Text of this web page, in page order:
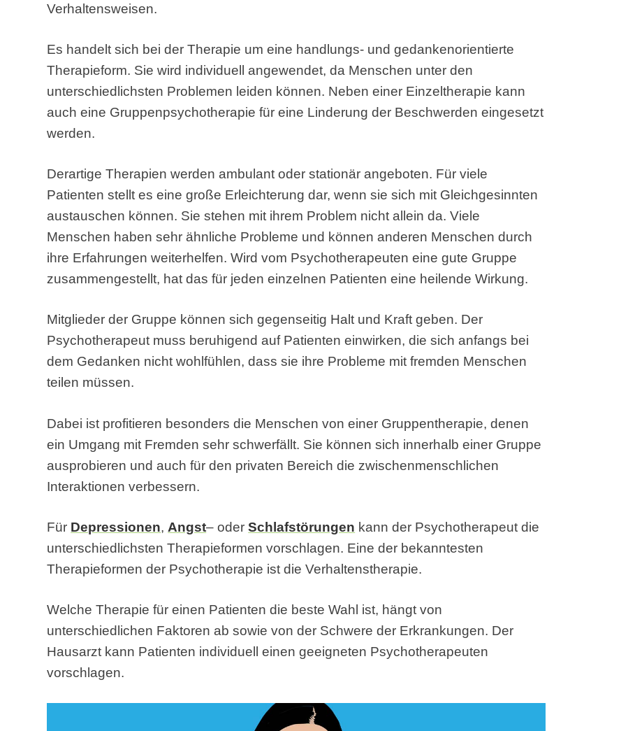
Verhaltensweisen.
Es handelt sich bei der Therapie um eine handlungs- und gedankenorientierte
Therapieform. Sie wird individuell angewendet, da Menschen unter den
unterschiedlichsten Problemen leiden können. Neben einer Einzeltherapie kann
auch eine Gruppenpsychotherapie für eine Linderung der Beschwerden eingesetzt
werden.
Derartige Therapien werden ambulant oder stationär angeboten. Für viele
Patienten stellt es eine große Erleichterung dar, wenn sie sich mit Gleichgesinnten
austauschen können. Sie stehen mit ihrem Problem nicht allein da. Viele
Menschen haben sehr ähnliche Probleme und können anderen Menschen durch
ihre Erfahrungen weiterhelfen. Wird vom Psychotherapeuten eine gute Gruppe
zusammengestellt, hat das für jeden einzelnen Patienten eine heilende Wirkung.
Mitglieder der Gruppe können sich gegenseitig Halt und Kraft geben. Der
Psychotherapeut muss beruhigend auf Patienten einwirken, die sich anfangs bei
dem Gedanken nicht wohlfühlen, dass sie ihre Probleme mit fremden Menschen
teilen müssen.
Dabei ist profitieren besonders die Menschen von einer Gruppentherapie, denen
ein Umgang mit Fremden sehr schwerfällt. Sie können sich innerhalb einer Gruppe
ausprobieren und auch für den privaten Bereich die zwischenmenschlichen
Interaktionen verbessern.
Für Depressionen, Angst– oderSchlafstörungen kann der Psychotherapeut die
unterschiedlichsten Therapieformen vorschlagen. Eine der bekanntesten
Therapieformen der Psychotherapie ist die Verhaltenstherapie.
Welche Therapie für einen Patienten die beste Wahl ist, hängt von
unterschiedlichen Faktoren ab sowie von der Schwere der Erkrankungen. Der
Hausarzt kann Patienten individuell einen geeigneten Psychotherapeuten
vorschlagen.